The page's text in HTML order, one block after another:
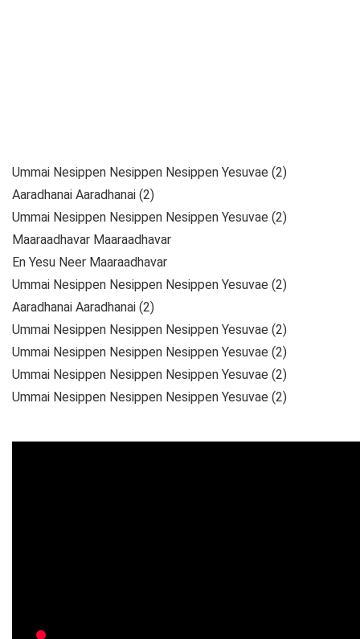
Ummai Nesippen Nesippen Nesippen Yesuvae (2)
Aaradhanai Aaradhanai (2)
Ummai Nesippen Nesippen Nesippen Yesuvae (2)
Maaraadhavar Maaraadhavar
En Yesu Neer Maaraadhavar
Ummai Nesippen Nesippen Nesippen Yesuvae (2)
Aaradhanai Aaradhanai (2)
Ummai Nesippen Nesippen Nesippen Yesuvae (2)
Ummai Nesippen Nesippen Nesippen Yesuvae (2)
Ummai Nesippen Nesippen Nesippen Yesuvae (2)
Ummai Nesippen Nesippen Nesippen Yesuvae (2)